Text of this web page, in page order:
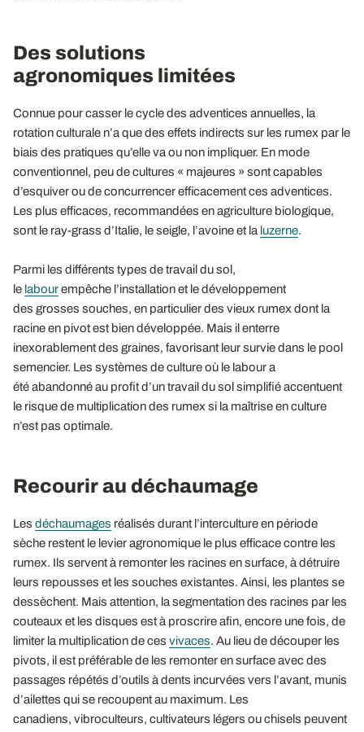
Des solutions
agronomiques limitées
Connue pour casser le cycle des adventices annuelles, la
rotation culturale n’a que des effets indirects sur les rumex par le
biais des pratiques qu’elle va ou non impliquer. En mode
conventionnel, peu de cultures « majeures » sont capables
d’esquiver ou de concurrencer efficacement ces adventices.
Les plus efficaces, recommandées en agriculture biologique,
sont le ray-grass d’Italie, le seigle, l’avoine et la luzerne.
Parmi les différents types de travail du sol,
le labourempêche l’installation et le développement
des grosses souches, en particulier des vieux rumex dont la
racine en pivot est bien développée. Mais il enterre
inexorablement des graines, favorisant leur survie dans le pool
semencier. Les systèmes de culture où le labour a
été abandonné au profit d’un travail du sol simplifié accentuent
le risque de multiplication des rumex si la maîtrise en culture
n’est pas optimale.
Recourir au déchaumage
Les déchaumages réalisés durant l’interculture en période
sèche restent le levier agronomique le plus efficace contre les
rumex. Ils servent à remonter les racines en surface, à détruire
leurs repousses et les souches existantes. Ainsi, les plantes se
dessèchent. Mais attention, la segmentation des racines par les
couteaux et les disques est à proscrire afin, encore une fois, de
limiter la multiplication de ces vivaces. Au lieu de découper les
pivots, il est préférable de les remonter en surface avec des
passages répétés d’outils à dents incurvées vers l’avant, munis
d’ailettes qui se recoupent au maximum. Les
canadiens, vibroculteurs, cultivateurs légers ou chisels peuvent